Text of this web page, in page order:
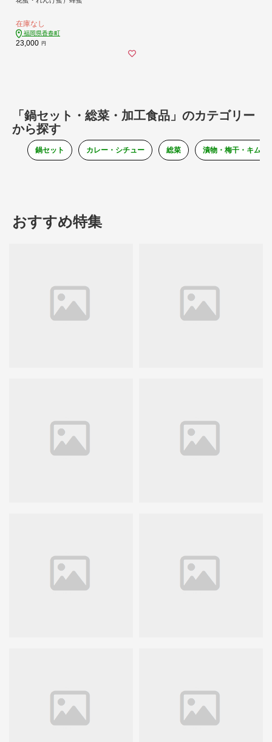
在庫なし
福岡県香春町
23,000 円
「鍋セット・総菜・加工食品」のカテゴリー
から探す
鍋セット カレー・シチュー 総菜 漬物・梅干・キムチ
おすすめ特集